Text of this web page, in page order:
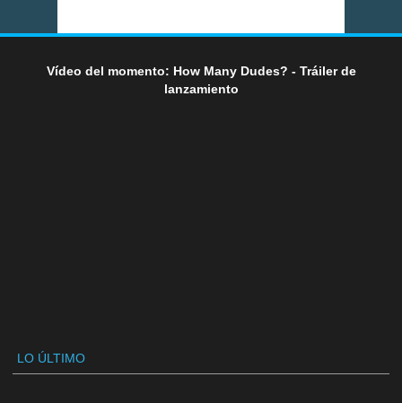
Vídeo del momento: How Many Dudes? - Tráiler de
lanzamiento
LO ÚLTIMO